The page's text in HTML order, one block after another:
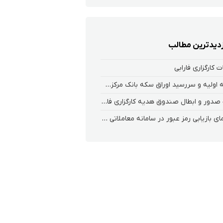
مطالب
کارگزاری فارابی
عرضه اولیه و سررسید اوراق سکه بانک مرکزی در بورس کالا
نحوه صدور و ابطال صندوق هدیه کارگزاری فارابی
راهنمای بازیابی رمز عبور در سامانه معاملاتی ریواس